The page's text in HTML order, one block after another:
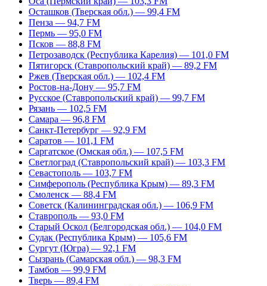
Осташков (Тверская обл.) — 99,4 FM
Пенза — 94,7 FM
Пермь — 95,0 FM
Псков — 88,8 FM
Петрозаводск (Республика Карелия) — 101,0 FM
Пятигорск (Ставропольский край) — 89,2 FM
Ржев (Тверская обл.) — 102,4 FM
Ростов-на-Дону — 95,7 FM
Русское (Ставропольский край) — 99,7 FM
Рязань — 102,5 FM
Самара — 96,8 FM
Санкт-Петербург — 92,9 FM
Саратов — 101,1 FM
Саргатское (Омская обл.) — 107,5 FM
Светлоград (Ставропольский край) — 103,3 FM
Севастополь — 103,7 FM
Симферополь (Республика Крым) — 89,3 FM
Смоленск — 88,4 FM
Советск (Калининградская обл.) — 106,9 FM
Ставрополь — 93,0 FM
Старый Оскол (Белгородская обл.) — 104,0 FM
Судак (Республика Крым) — 105,6 FM
Сургут (Югра) — 92,1 FM
Сызрань (Самарская обл.) — 98,3 FM
Тамбов — 99,9 FM
Тверь — 89,4 FM